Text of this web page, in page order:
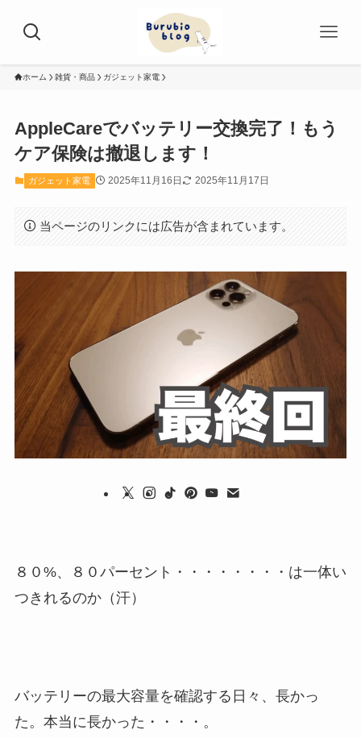
ホーム 雑貨・商品 ガジェット家電
AppleCareでバッテリー交換完了！もう
ケア保険は撤退します！
ガジェット家電 2025年11月16日 2025年11月17日
当ページのリンクには広告が含まれています。
８０%、８０パーセント・・・・・・・・は一体い
つきれるのか（汗）
バッテリーの最大容量を確認する日々、長かっ
た。本当に長かった・・・・。